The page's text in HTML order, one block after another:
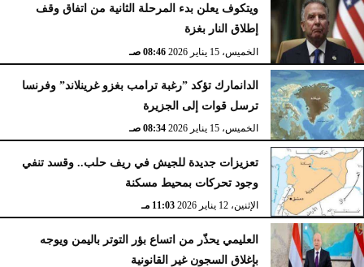
ويتكوف يعلن بدء المرحلة الثانية من اتفاق وقف
إطلاق النار بغزة
الخميس، 15 يناير 2026 08:46 صـ
الدانمارك تؤكد ”رغبة ترامب بغزو غرينلاند” وفرنسا
ترسل قوات إلى الجزيرة
الخميس، 15 يناير 2026 08:34 صـ
تعزيزات جديدة للجيش في ريف حلب.. وقسد تنفي
وجود تحركات بمحيط مسكنة
الإثنين، 12 يناير 2026 11:03 مـ
العليمي يحذّر من اتساع بؤر التوتر باليمن ويوجه
بإغلاق السجون غير القانونية